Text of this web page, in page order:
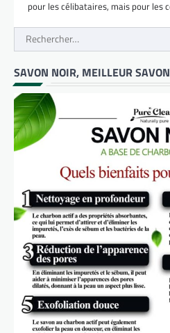
pour les célibataires, mais pour les
Rechercher :
SAVON NOIR, MEILLEUR